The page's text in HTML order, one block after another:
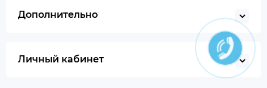
Дополнительно
Личный кабинет